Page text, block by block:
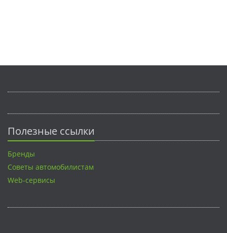
Полезные ссылки
Бренды
Советы автомобилистам
Web-сервисы